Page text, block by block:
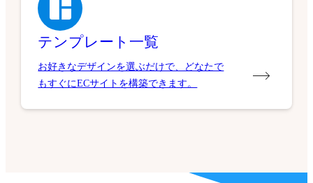
テンプレート一覧
お好きなデザインを選ぶだけで、どなたで
もすぐにECサイトを構築できます。